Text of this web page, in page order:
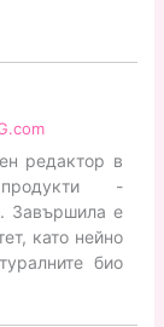
редактор в
-
Завършила е
като нейно
био